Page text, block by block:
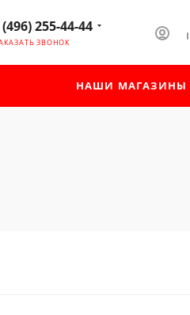
255-44-44
ЗВОНОК
НАШИ МАГАЗИНЫ